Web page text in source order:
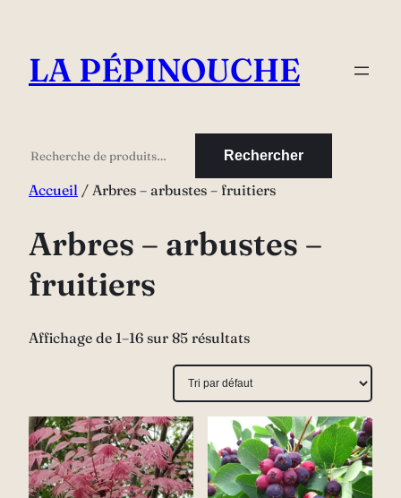
contenu
LA PÉPINOUCHE
Rechercher
Accueil / Arbres – arbustes – fruitiers
Arbres – arbustes –
fruitiers
Affichage de 1–16 sur 85 résultats